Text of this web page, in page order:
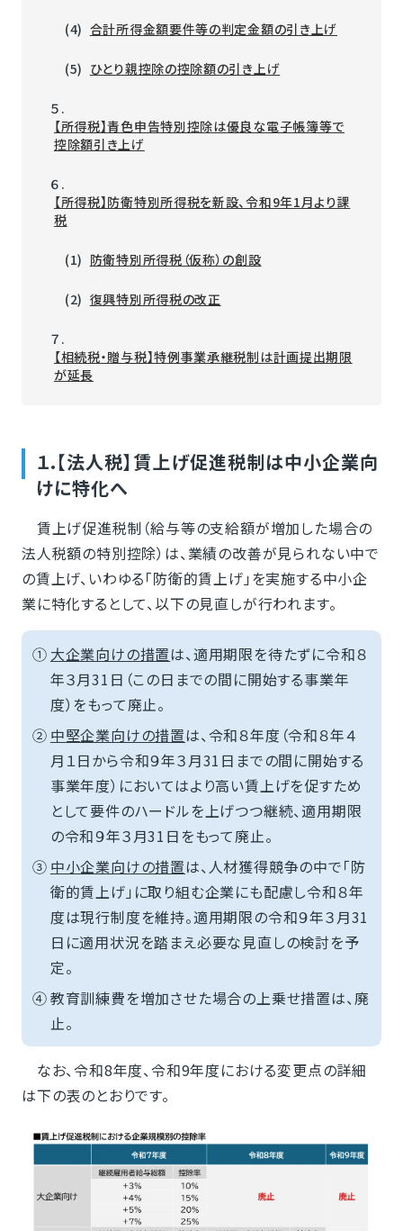
(4) 合計所得金額要件等の判定金額の引き上げ
(5) ひとり親控除の控除額の引き上げ
５.
【所得税】青色申告特別控除は優良な電子帳簿等で
控除額引き上げ
６.
【所得税】防衛特別所得税を新設、令和9年1月より課
税
(1) 防衛特別所得税（仮称）の創設
(2) 復興特別所得税の改正
７.
【相続税・贈与税】特例事業承継税制は計画提出期限
が延長
１.【法人税】賃上げ促進税制は中小企業向
けに特化へ
賃上げ促進税制（給与等の支給額が増加した場合の
法人税額の特別控除）は、業績の改善が見られない中で
の賃上げ、いわゆる「防衛的賃上げ」を実施する中小企
業に特化するとして、以下の見直しが行われます。
① 大企業向けの措置は、適用期限を待たずに令和８
年３月31日（この日までの間に開始する事業年
度）をもって廃止。
② 中堅企業向けの措置は、令和８年度（令和８年４
月１日から令和９年３月31日までの間に開始する
事業年度）においてはより高い賃上げを促すため
として要件のハードルを上げつつ継続、適用期限
の令和９年３月31日をもって廃止。
③ 中小企業向けの措置は、人材獲得競争の中で「防
衛的賃上げ」に取り組む企業にも配慮し令和８年
度は現行制度を維持。適用期限の令和９年３月31
日に適用状況を踏まえ必要な見直しの検討を予
定。
④教育訓練費を増加させた場合の上乗せ措置は、廃
止。
なお、令和8年度、令和9年度における変更点の詳細
は下の表のとおりです。